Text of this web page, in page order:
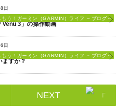
日
もう！ガーミン（GARMIN）ライフ ～ブログ～
Venu 3」の操作動画
日
もう！ガーミン（GARMIN）ライフ ～ブログ～
ますか？
NEXT